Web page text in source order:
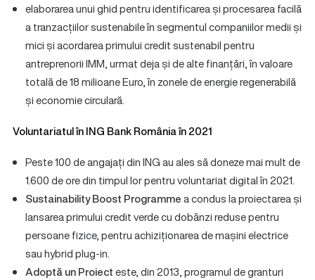
elaborarea unui ghid pentru identificarea și procesarea facilă
a tranzacțiilor sustenabile în segmentul companiilor medii și
mici și acordarea primului credit sustenabil pentru
antreprenorii IMM, urmat deja și de alte finanțări, în valoare
totală de 18 milioane Euro, în zonele de energie regenerabilă
și economie circulară.
Voluntariatul în ING Bank România în 2021
Peste 100 de angajați din ING au ales să doneze mai mult de
1.600 de ore din timpul lor pentru voluntariat digital în 2021.
Sustainability Boost Programmea condus la proiectarea și
lansarea primului credit verde cu dobânzi reduse pentru
persoane fizice, pentru achiziționarea de mașini electrice
sau hybrid plug-in.
Adoptă un Proiecteste, din 2013, programul de granturi